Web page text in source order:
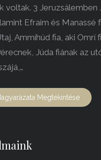
voltak. 3 Jeruzsálemben
Efraim és Manassé
Ammíhúd fia, aki Omrí
Júda fiának az
Megtekintése